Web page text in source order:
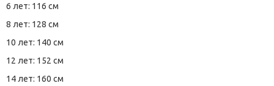
6 лет: 116 см
8 лет: 128 см
10 лет: 140 см
12 лет: 152 см
14 лет: 160 см